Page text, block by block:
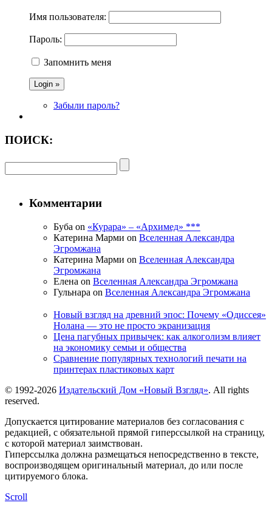
Имя пользователя:
Пароль:
Запомнить меня
Забыли пароль?
ПОИСК:
Комментарии
Буба on «Курара» – «Архимед» ***
Катерина Марми on Вселенная Александра
Эгромжана
Катерина Марми on Вселенная Александра
Эгромжана
Елена on Вселенная Александра Эгромжана
Гульнара on Вселенная Александра Эгромжана
Новый взгляд на древний эпос: Почему «Одиссея»
Нолана — это не просто экранизация
Цена пагубных привычек: как алкоголизм влияет
на экономику семьи и общества
Сравнение популярных технологий печати на
принтерах пластиковых карт
© 1992-2026 Издательский Дом «Новый Взгляд». All rights
reserved.
Допускается цитирование материалов без согласования с
редакцией, с обязательной прямой гиперссылкой на страницу,
с которой материал заимствован.
Гиперссылка должна размещаться непосредственно в тексте,
воспроизводящем оригинальный материал, до или после
цитируемого блока.
Scroll